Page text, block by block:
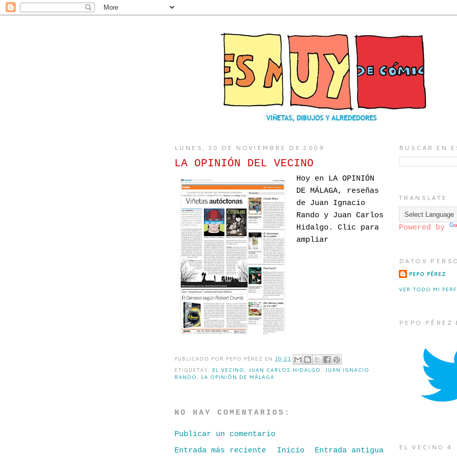
LUNES, 30 DE NOVIEMBRE DE 2009
LA OPINIÓN DEL VECINO
Hoy en LA OPINIÓN
DE MÁLAGA, reseñas
de Juan Ignacio
Rando y Juan Carlos
Hidalgo. Clic para
ampliar
PUBLICADO POR PEPO PÉREZ EN 10:21
ETIQUETAS: EL VECINO JUAN CARLOS HIDALGO
JUAN IGNACIO
RANDO
LA OPINIÓN DE MÁLAGA
NO HAY COMENTARIOS:
Publicar un comentario
Entrada más reciente
Entrada antigua
Inicio
BUSCAR EN
TRANSLATE
Powered by
DATOS
PEPO PÉREZ
VER TODO MI
PEPO PÉREZ
EL VECINO 4